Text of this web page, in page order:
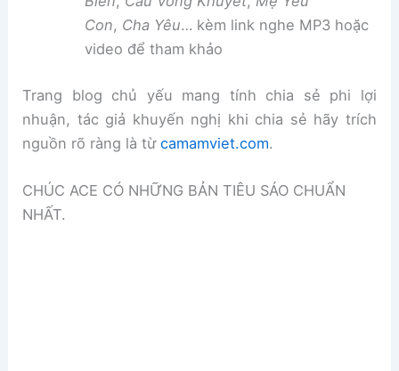
Con, Cha Yêu… kèm link nghe MP3 hoặc
video để tham khảo
Trang blog chủ yếu mang tính chia sẻ phi lợi
nhuận, tác giả khuyến nghị khi chia sẻ hãy trích
nguồn rõ ràng là từcamamviet.com.
CHÚC ACE CÓ NHỮNG BẢN TIÊU SÁO CHUẨN
NHẤT.